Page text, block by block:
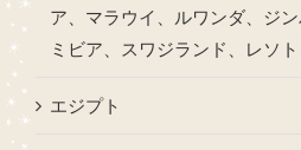
ア、マラウイ、ルワンダ、ジ
ミビア、スワジランド、レソト
エジプト